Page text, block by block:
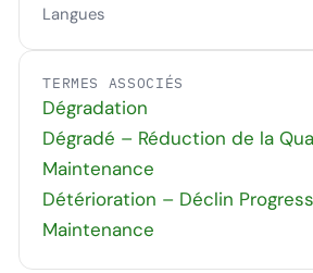
Langues
TERMES ASSOCIÉS
Dégradation
Dégradé – Réduction de la
Maintenance
Détérioration – Déclin
Maintenance